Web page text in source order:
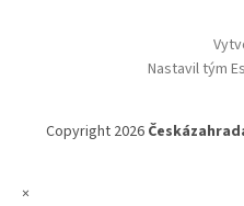
Nastavil tým
Copyright 2026
×